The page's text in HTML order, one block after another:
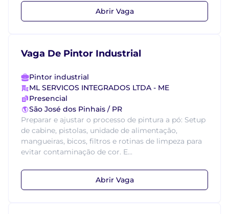
Abrir Vaga
Vaga De Pintor Industrial
Pintor industrial
ML SERVICOS INTEGRADOS LTDA - ME
Presencial
São José dos Pinhais / PR
Preparar e ajustar o processo de pintura a pó: Setup
de cabine, pistolas, unidade de alimentação,
mangueiras, bicos, filtros e rotinas de limpeza para
evitar contaminação de cor. E...
Abrir Vaga